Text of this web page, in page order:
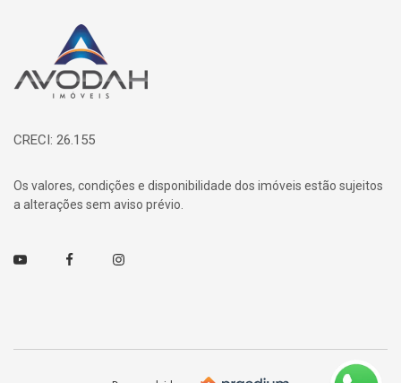
Página inicial
CRECI: 26.155
Os valores, condições e disponibilidade dos imóveis estão sujeitos
a alterações sem aviso prévio.
Youtube FacebookInstagram